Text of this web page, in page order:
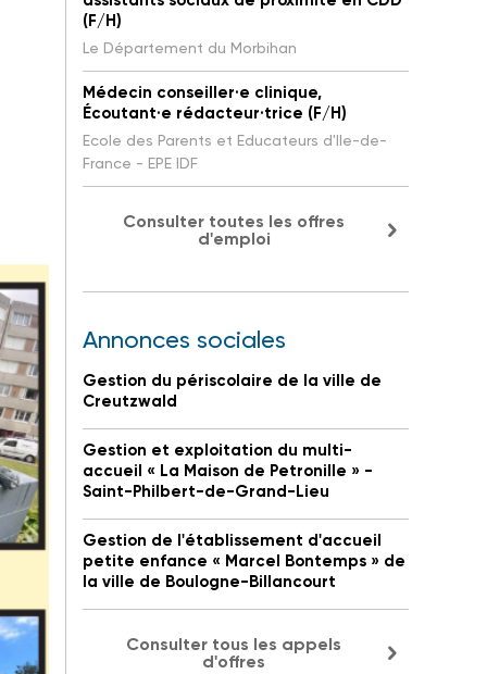
(F/H)
Le Département du Morbihan
Médecin conseiller·e clinique,
Écoutant·e rédacteur·trice (F/H)
Ecole des Parents et Educateurs d'Ile-de-
France - EPE IDF
Consulter toutes les offres
d'emploi
Annonces sociales
Gestion du périscolaire de la ville de
Creutzwald
Gestion et exploitation du multi-
accueil « La Maison de Petronille » -
Saint-Philbert-de-Grand-Lieu
Gestion de l'établissement d'accueil
petite enfance « Marcel Bontemps » de
la ville de Boulogne-Billancourt
Consulter tous les appels
d'offres